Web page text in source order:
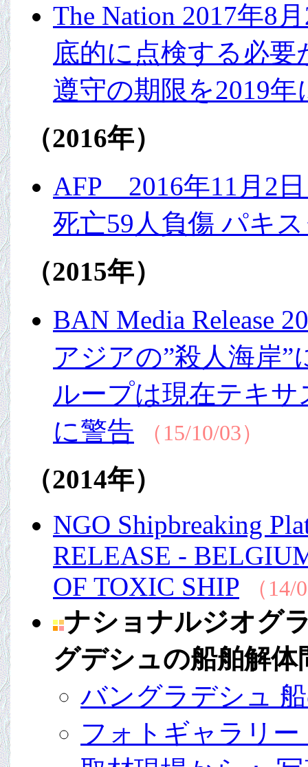
The Nation 2017年8
底的に点検する必
遵守の期限を2019
（2016年）
AFP 2016年11月2
死亡59人負傷 パキ
（2015年）
BAN Media
アジアの”殺人海岸
ループは現在テキ
に警告
（15/10/03）
（2014年）
NGO Shipbreaking
RELEASE -
OF TOXIC SHIP
（14/
ナショナルジオグ
グデシュの船舶解体
バングラデシュ
フォトギャラリ